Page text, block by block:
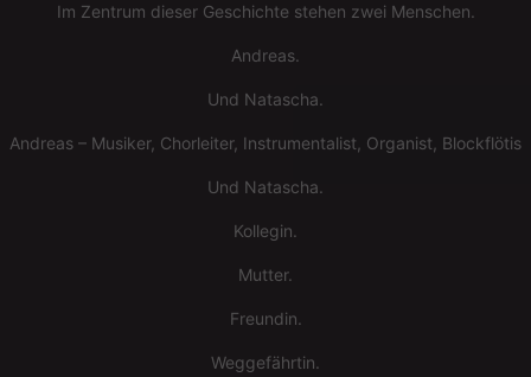
Im Zentrum dieser Geschichte stehen zwei Menschen.
Andreas.
Und Natascha.
Andreas – Musiker, Chorleiter, Instrumentalist, Organist,
Und Natascha.
Kollegin.
Mutter.
Freundin.
Weggefährtin.